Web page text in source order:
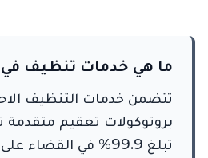
ما هي خدمات تنظيف في
تتضمن خدمات التنظيف
بروتوكولات تعقيم
تبلغ 99.9% في القضاء